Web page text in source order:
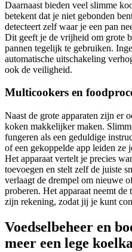
Daarnaast bieden veel slimme
betekent dat je niet gebonden
detecteert zelf waar je een pan
Dit geeft je de vrijheid om grote
pannen tegelijk te gebruiken.
automatische uitschakeling
ook de veiligheid.
Multicookers en
Naast de grote apparaten zijn er
koken makkelijker maken.
fungeren als een geduldige
of een gekoppelde app leiden ze
Het apparaat vertelt je precies
toevoegen en stelt zelf de juiste
verlaagt de drempel om nieuwe
proberen. Het apparaat neemt
zijn rekening, zodat jij je kunt
Voedselbeheer en
meer een lege